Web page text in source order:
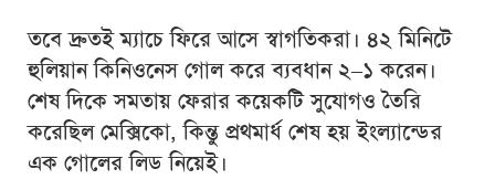
তবে দ্রুতই ম্যাচে ফিরে আসে স্বাগতিকরা। ৪২ মিনিটে
হুলিয়ান কিনিওনেস গোল করে ব্যবধান ২–১ করেন।
শেষ দিকে সমতায় ফেরার কয়েকটি সুযোগও তৈরি
করেছিল মেক্সিকো, কিন্তু প্রথমার্ধ শেষ হয় ইংল্যান্ডের
এক গোলের লিড নিয়েই।